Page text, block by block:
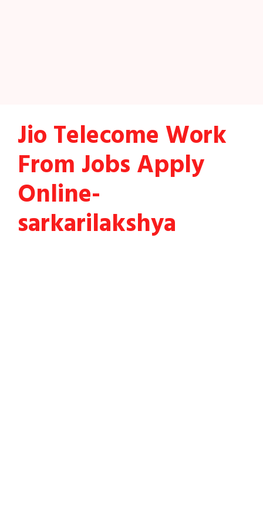
Jio Telecome Work
From Jobs Apply
Online-
sarkarilakshya